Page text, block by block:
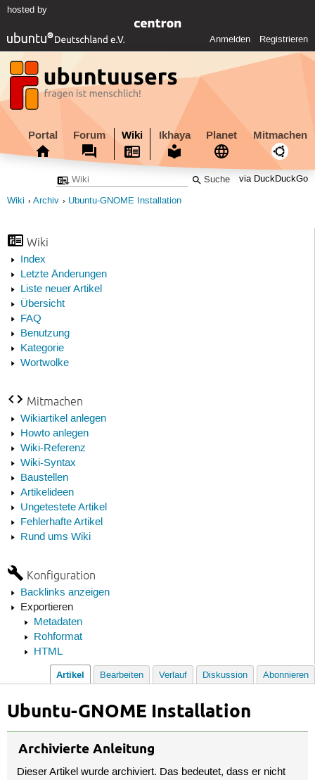
hosted by
Anmelden Registrieren
Portal Forum Wiki Ikhaya Planet Mitmachen
via DuckDuckGo
Wiki Archiv Ubuntu-GNOME Installation
Wiki
Index
Letzte Änderungen
Liste neuer Artikel
Übersicht
FAQ
Benutzung
Kategorie
Wortwolke
Mitmachen
Wikiartikel anlegen
Howto anlegen
Wiki-Referenz
Wiki-Syntax
Baustellen
Artikelideen
Ungetestete Artikel
Fehlerhafte Artikel
Rund ums Wiki
Konfiguration
Backlinks anzeigen
Exportieren
Metadaten
Rohformat
HTML
Artikel Bearbeiten Verlauf Diskussion Abonnieren
Ubuntu-GNOME Installation
Archivierte Anleitung
Dieser Artikel wurde archiviert. Das bedeutet, dass er nicht